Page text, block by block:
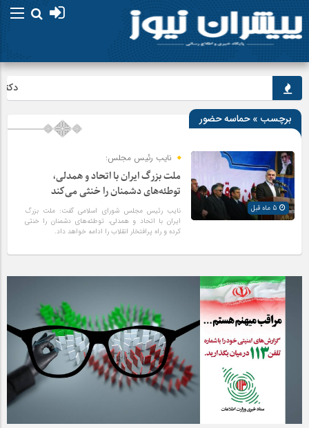
برچسب » حماسه حضور
نایب‌ رئیس مجلس:
ملت بزرگ ایران با اتحاد و همدلی،
توطئه‌های دشمنان را خنثی می‌کند
نایب‌ رئیس مجلس شورای اسلامی گفت: ملت بزرگ
ایران با اتحاد و همدلی، توطئه‌های دشمنان را خنثی
کرده و راه پرافتخار انقلاب را ادامه خواهد داد.